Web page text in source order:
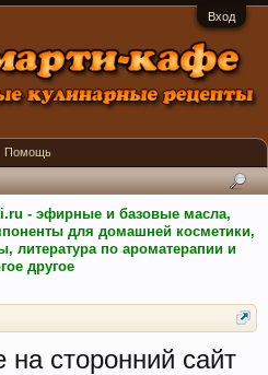
Вход
- эфирные и базовые масла,
для домашней косметики,
литература по ароматерапии и
другое
сторонний сайт
Помощь